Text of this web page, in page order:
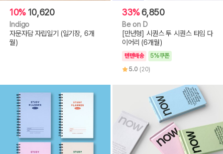
10% 10,620
Indigo
자문자답 자립일기 (일기장, 6개
월)
33%6,850
Be on D
[만년형] 시퀀스 투 시퀀스 타임 다
이어리 (6개월)
텐텐배송
5%쿠폰
5.0 (20)